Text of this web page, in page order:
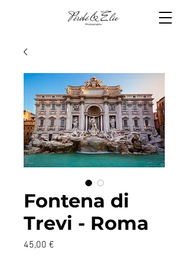
Fontena di
Trevi - Roma
45,00 €